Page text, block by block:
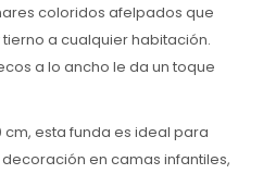
coloridos afelpados que
a cualquier habitación.
a lo ancho le da un toque
esta funda es ideal para
en camas infantiles,